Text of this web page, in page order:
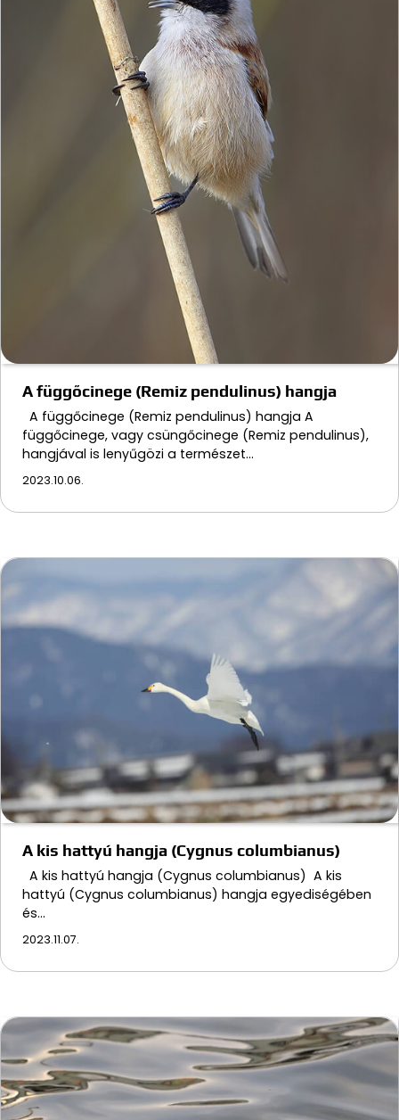
A függőcinege (Remiz pendulinus) hangja
A függőcinege (Remiz pendulinus) hangja A
függőcinege, vagy csüngőcinege (Remiz pendulinus),
hangjával is lenyűgözi a természet…
2023.10.06.
A kis hattyú hangja (Cygnus columbianus)
A kis hattyú hangja (Cygnus columbianus) A kis
hattyú (Cygnus columbianus) hangja egyediségében
és…
2023.11.07.